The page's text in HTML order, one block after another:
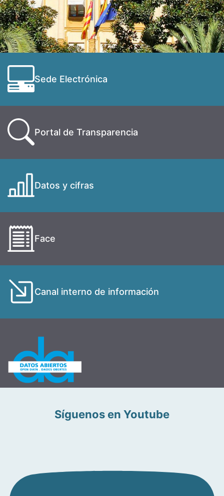
Sede Electrónica
Portal de Transparencia
Datos y cifras
Face
Canal interno de información
Síguenos en Youtube